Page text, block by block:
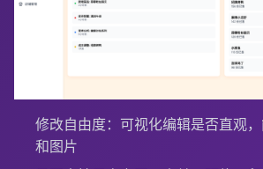
修改自由度：可视化编辑是否直观
和图片